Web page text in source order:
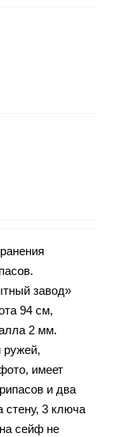
завод»
94 см,
2 мм.
ружей,
имеет
и два
стену, 3 ключа
сейф не